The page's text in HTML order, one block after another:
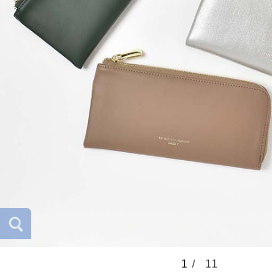
1 / 11